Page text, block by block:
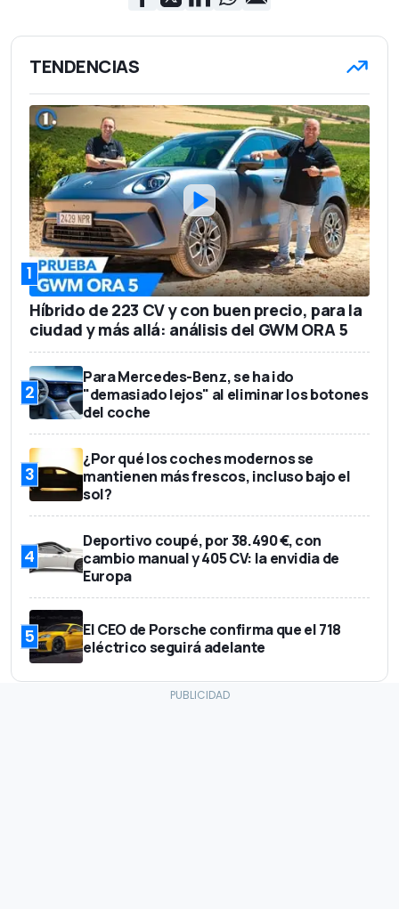
TENDENCIAS
1
Híbrido de 223 CV y con buen precio, para la
ciudad y más allá: análisis del GWM ORA 5
2
Para Mercedes-Benz, se ha ido
"demasiado lejos" al eliminar los botones
del coche
3
¿Por qué los coches modernos se
mantienen más frescos, incluso bajo el
sol?
4
Deportivo coupé, por 38.490 €, con
cambio manual y 405 CV: la envidia de
Europa
5
El CEO de Porsche confirma que el 718
eléctrico seguirá adelante